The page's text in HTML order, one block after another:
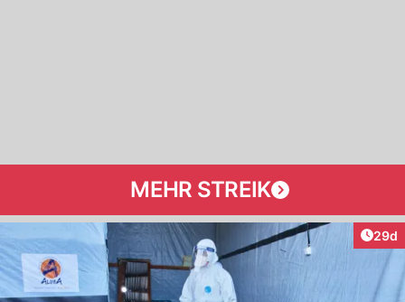
MEHR STREIK
29d